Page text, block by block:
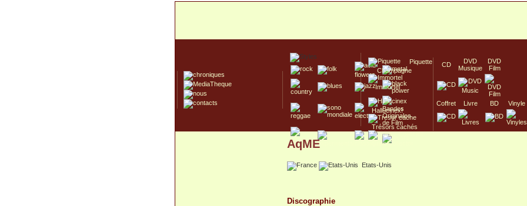
Piquette
Champagne
Immortel
Hallucinex!
Trésors cachés
Culte/Collector
CD
DVD
Musique
DVD
Film
Coffret Livre BD Vinyle
AqME
Etats-Unis
Discographie